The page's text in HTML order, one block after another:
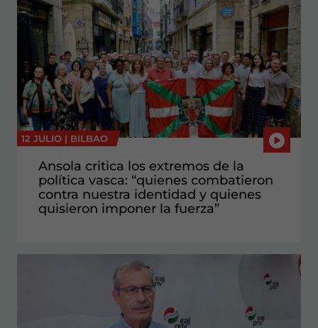
12 JULIO | BILBAO
Ansola critica los extremos de la
política vasca: “quienes combatieron
contra nuestra identidad y quienes
quisieron imponer la fuerza”